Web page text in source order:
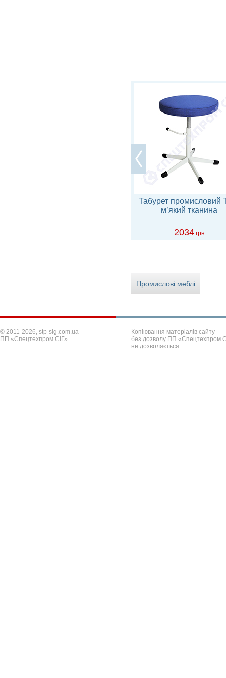
Табурет промисловий
м’який тканина
2034 грн
Промислові меблі
© 2011-2026, stp-sig.com.ua
ПП «Спецтехпром СІГ»
Копіювання матеріалів сайту
без дозволу ПП «Спецтехпром
не дозволяється.